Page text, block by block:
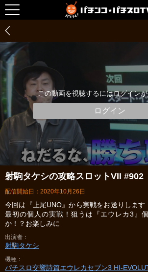
この動画を視聴するにはログイン
ログイン
射駒タケシの攻略スロットVII #902
配信開始日：2020年10月26日
今回は『上尾UNO』から実戦をお送りしま
最初の個人の実戦！狙うは『エウレカ3』
か！？お楽しみに
出演者
射駒タケシ
機種
パチスロ交響詩篇エウレカセブン3